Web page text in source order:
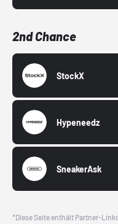
2nd Chance
StockX
Hypeneedz
SneakerAsk
*Diese Seite enthält Partner-